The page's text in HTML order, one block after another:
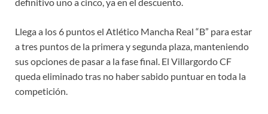
definitivo uno a cinco, ya en el descuento.
Llega a los 6 puntos el Atlético Mancha Real “B” para estar
a tres puntos de la primera y segunda plaza, manteniendo
sus opciones de pasar a la fase final. El Villargordo CF
queda eliminado tras no haber sabido puntuar en toda la
competición.